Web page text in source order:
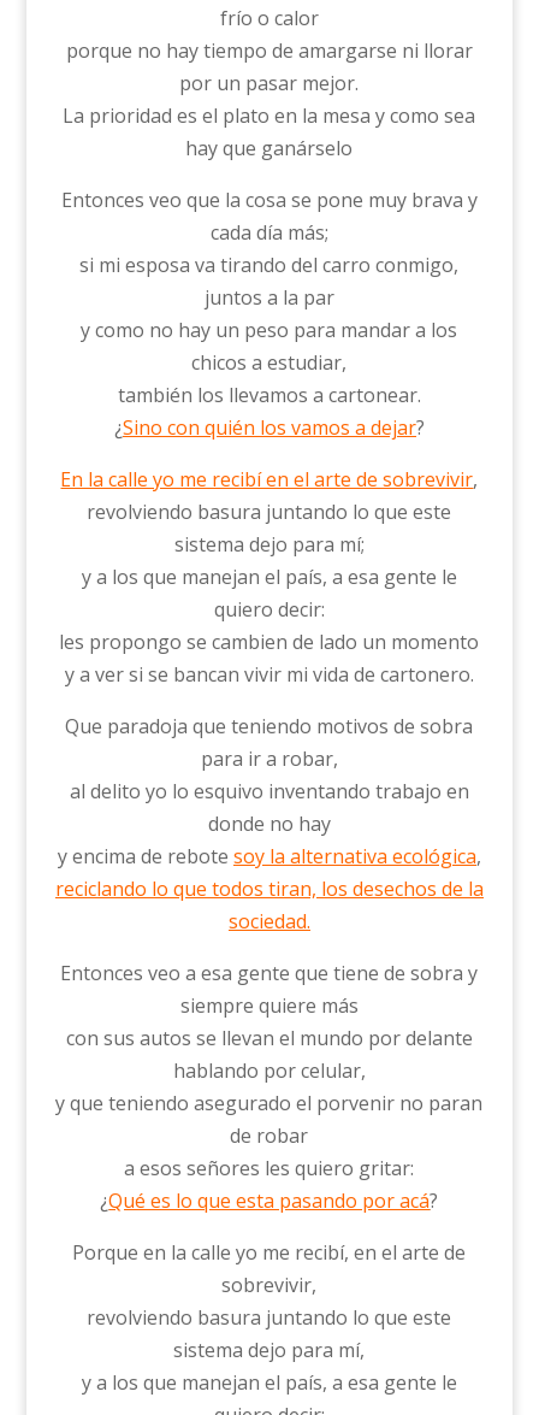
frío o calor
porque no hay tiempo de amargarse ni llorar
por un pasar mejor.
La prioridad es el plato en la mesa y como sea
hay que ganárselo
Entonces veo que la cosa se pone muy brava y
cada día más;
si mi esposa va tirando del carro conmigo,
juntos a la par
y como no hay un peso para mandar a los
chicos a estudiar,
también los llevamos a cartonear.
¿Sino con quién los vamos a dejar?
En la calle yo me recibí en el arte de sobrevivir,
revolviendo basura juntando lo que este
sistema dejo para mí;
y a los que manejan el país, a esa gente le
quiero decir:
les propongo se cambien de lado un momento
y a ver si se bancan vivir mi vida de cartonero.
Que paradoja que teniendo motivos de sobra
para ir a robar,
al delito yo lo esquivo inventando trabajo en
donde no hay
y encima de rebote soy la alternativa ecológica,
reciclando lo que todos tiran, los desechos de la
sociedad.
Entonces veo a esa gente que tiene de sobra y
siempre quiere más
con sus autos se llevan el mundo por delante
hablando por celular,
y que teniendo asegurado el porvenir no paran
de robar
a esos señores les quiero gritar:
¿Qué es lo que esta pasando por acá?
Porque en la calle yo me recibí, en el arte de
sobrevivir,
revolviendo basura juntando lo que este
sistema dejo para mí,
y a los que manejan el país, a esa gente le